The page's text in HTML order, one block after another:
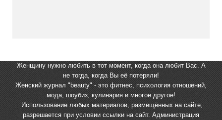
Женщину нужно любить в тот момент, когда она любит Вас. А
не тогда, когда Вы её потеряли!
Женский журнал "beauty" - это фитнес, психология отношений,
мода, шоубиз, кулинария и многое другое!
Использование любых материалов, размещённых на сайте,
разрешается при условии ссылки на сайт. Администрация